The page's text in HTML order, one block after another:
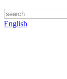
English